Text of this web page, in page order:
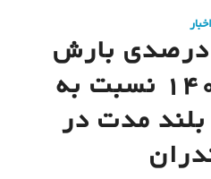
اخبار
افزایش 27 درصدی بارش
فصل بهار1403 نسبت به
بلند مدت در